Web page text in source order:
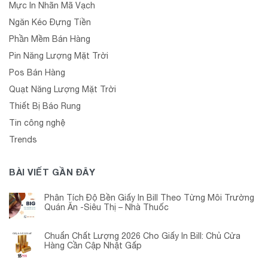
Mực In Nhãn Mã Vạch
Ngăn Kéo Đựng Tiền
Phần Mềm Bán Hàng
Pin Năng Lượng Mặt Trời
Pos Bán Hàng
Quạt Năng Lượng Mặt Trời
Thiết Bị Báo Rung
Tin công nghệ
Trends
BÀI VIẾT GẦN ĐÂY
Phân Tích Độ Bền Giấy In Bill Theo Từng Môi Trường
Quán Ăn -Siêu Thị – Nhà Thuốc
Chuẩn Chất Lượng 2026 Cho Giấy In Bill: Chủ Cửa
Hàng Cần Cập Nhật Gấp